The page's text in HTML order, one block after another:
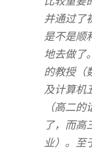
并通过了
是不是顺
地去做了
的教授（
及计算机
（高二
了，而高
业）。至